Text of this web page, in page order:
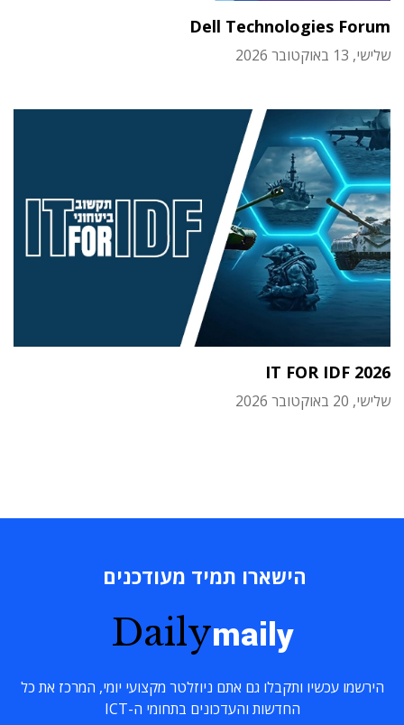
Dell Technologies Forum
שלישי, 13 באוקטובר 2026
IT FOR IDF 2026
שלישי, 20 באוקטובר 2026
הישארו תמיד מעודכנים
Dailymaily
הירשמו עכשיו ותקבלו גם אתם ניוזלטר מקצועי יומי, המרכז את כל
החדשות והעדכונים בתחומי ה-ICT